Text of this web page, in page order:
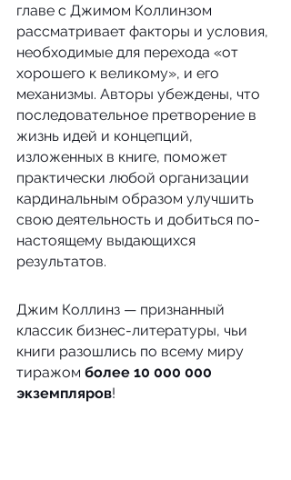
главе с Джимом Коллинзом
рассматривает факторы и условия,
необходимые для перехода «от
хорошего к великому», и его
механизмы. Авторы убеждены, что
последовательное претворение в
жизнь идей и концепций,
изложенных в книге, поможет
практически любой организации
кардинальным образом улучшить
свою деятельность и добиться по-
настоящему выдающихся
результатов.
Джим Коллинз — признанный
классик бизнес-литературы, чьи
книги разошлись по всему миру
тиражом более 10 000 000
экземпляров!